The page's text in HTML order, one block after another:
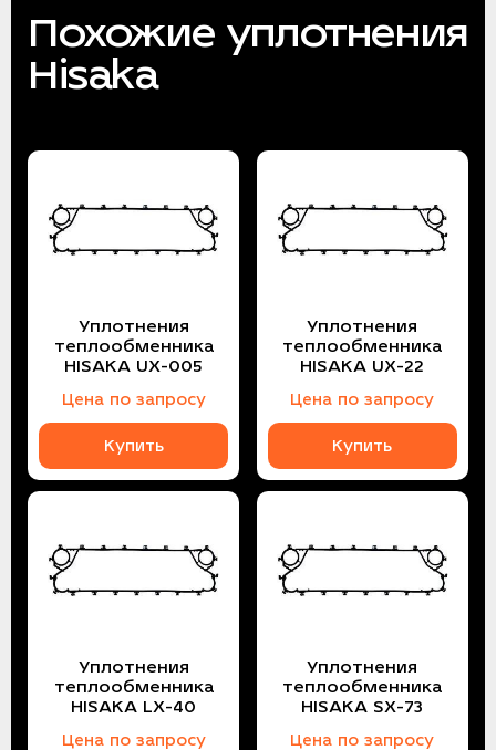
Похожие уплотнения
Hisaka
Уплотнения
теплообменника
HISAKA UX-005
Цена по запросу
Купить
Уплотнения
теплообменника
HISAKA UX-22
Цена по запросу
Купить
Уплотнения
теплообменника
HISAKA LX-40
Цена по запросу
Уплотнения
теплообменника
HISAKA SX-73
Цена по запросу